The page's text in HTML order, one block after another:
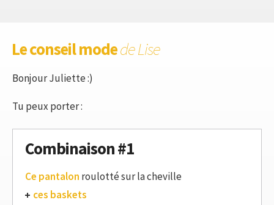
Le conseil modede Lise
Bonjour Juliette :)
Tu peux porter :
Combinaison #1
Ce pantalon roulotté sur la cheville
ces baskets